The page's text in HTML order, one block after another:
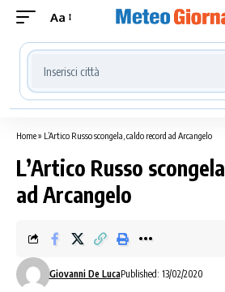
Aa
Cerca località meteo
Home» L’Artico Russo scongela, caldo record ad Arcangelo
L’Artico Russo
ad Arcangelo
Giovanni De LucaPublished: 13/02/2020